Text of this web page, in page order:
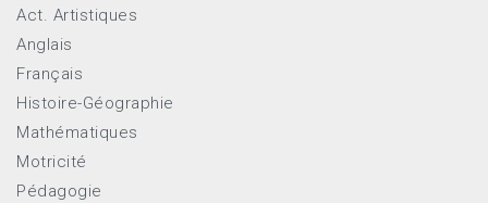
Act. Artistiques
Anglais
Français
Histoire-Géographie
Mathématiques
Motricité
Pédagogie